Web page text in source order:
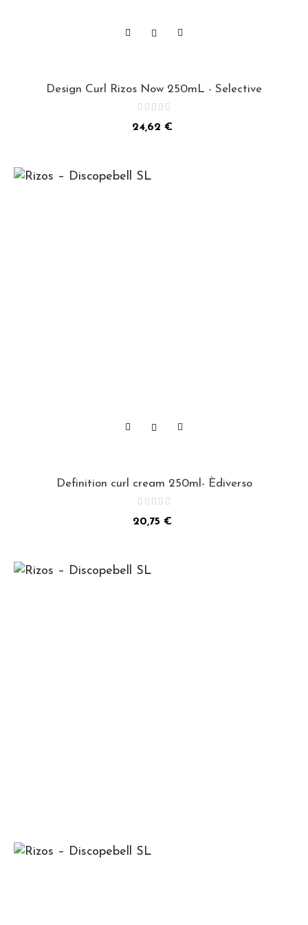
Design Curl Rizos Now 250mL - Selective
Precio
24,62 €
Definition curl cream 250ml- Èdiverso
Precio
20,75 €